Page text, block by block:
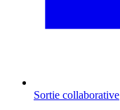
Sortie collaborative